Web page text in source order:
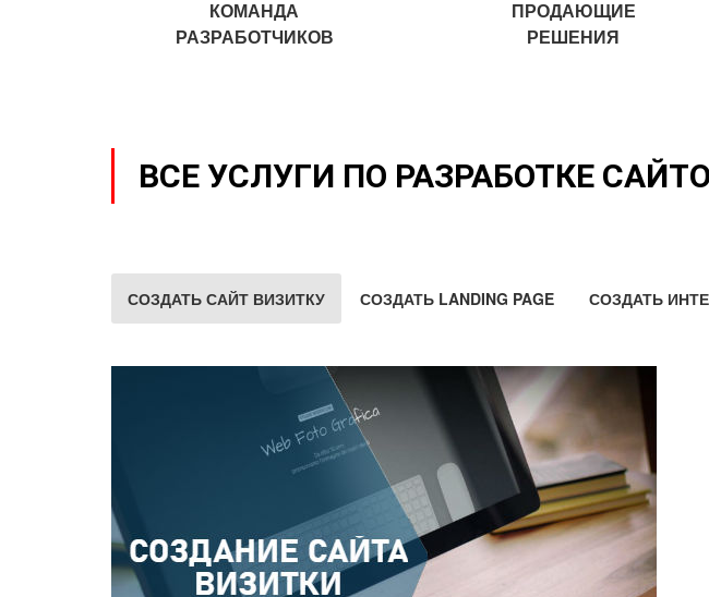
КОМАНДА
РАЗРАБОТЧИКОВ
ПРОДАЮЩИЕ
РЕШЕНИЯ
ВСЕ УСЛУГИ ПО РАЗРАБОТКЕ
СОЗДАТЬ САЙТ ВИЗИТКУ СОЗДАТЬ LANDING PAGE СОЗДАТЬ